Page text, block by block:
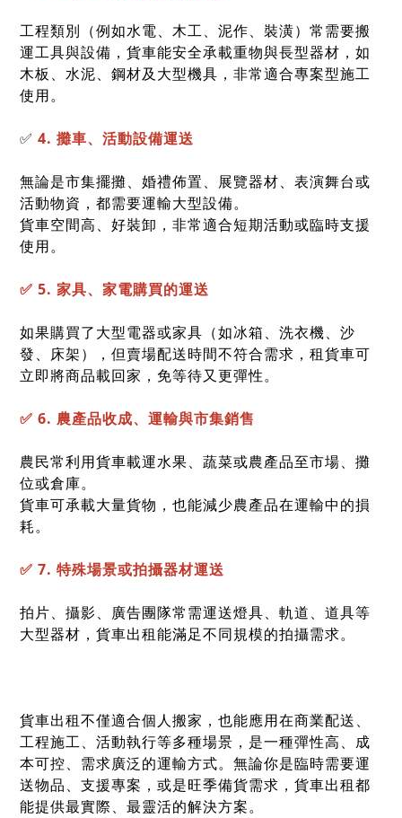
工程類別（例如水電、木工、泥作、裝潢）常需要搬
運工具與設備，貨車能安全承載重物與長型器材，如
木板、水泥、鋼材及大型機具，非常適合專案型施工
使用。
✅ 4. 攤車、活動設備運送
無論是市集擺攤、婚禮佈置、展覽器材、表演舞台或
活動物資，都需要運輸大型設備。
貨車空間高、好裝卸，非常適合短期活動或臨時支援
使用。
✅ 5. 家具、家電購買的運送
如果購買了大型電器或家具（如冰箱、洗衣機、沙
發、床架），但賣場配送時間不符合需求，租貨車可
立即將商品載回家，免等待又更彈性。
✅ 6. 農產品收成、運輸與市集銷售
農民常利用貨車載運水果、蔬菜或農產品至市場、攤
位或倉庫。
貨車可承載大量貨物，也能減少農產品在運輸中的損
耗。
✅ 7. 特殊場景或拍攝器材運送
拍片、攝影、廣告團隊常需運送燈具、軌道、道具等
大型器材，貨車出租能滿足不同規模的拍攝需求。
貨車出租不僅適合個人搬家，也能應用在商業配送、
工程施工、活動執行等多種場景，是一種彈性高、成
本可控、需求廣泛的運輸方式。無論你是臨時需要運
送物品、支援專案，或是旺季備貨需求，貨車出租都
能提供最實際、最靈活的解決方案。